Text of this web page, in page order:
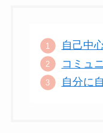
自己中
コミュ
自分に